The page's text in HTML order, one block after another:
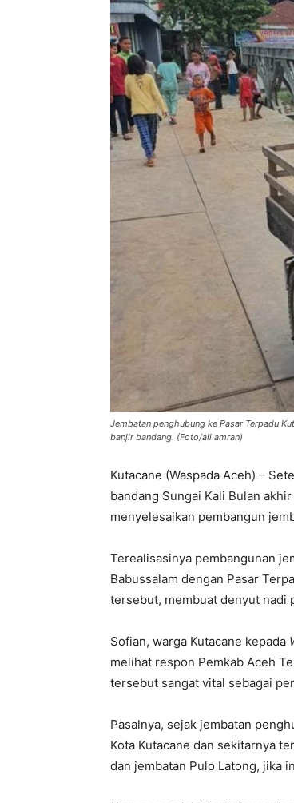
Jembatan penghubung ke Pasar Terpadu
banjir bandang. (Foto/ali amran)
Kutacane (Waspada Aceh) –
bandang Sungai Kali Bulan
menyelesaikan pembangun
Terealisasinya pembangunan
Babussalam dengan Pasar
tersebut, membuat denyut nadi
Sofian, warga Kutacane kepada
melihat respon Pemkab Aceh
tersebut sangat vital sebagai
Pasalnya, sejak jembatan
Kota Kutacane dan sekitarnya
dan jembatan Pulo Latong, jika